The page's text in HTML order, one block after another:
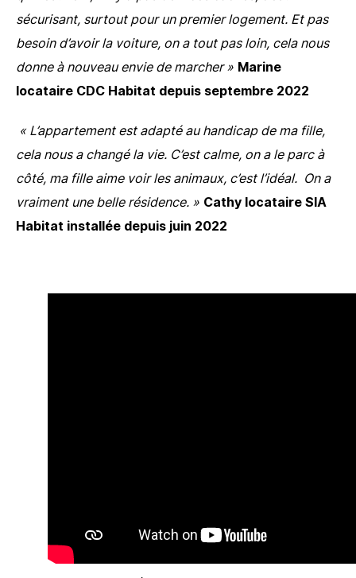
sécurisant, surtout pour un premier logement. Et pas
besoin d’avoir la voiture, on a tout pas loin, cela nous
donne à nouveau envie de marcher » Marine
locataire CDC Habitat depuis septembre 2022
« L’appartement est adapté au handicap de ma fille,
cela nous a changé la vie. C’est calme, on a le parc à
côté, ma fille aime voir les animaux, c’est l’idéal. On a
vraiment une belle résidence. » Cathy locataire SIA
Habitat installée depuis juin 2022